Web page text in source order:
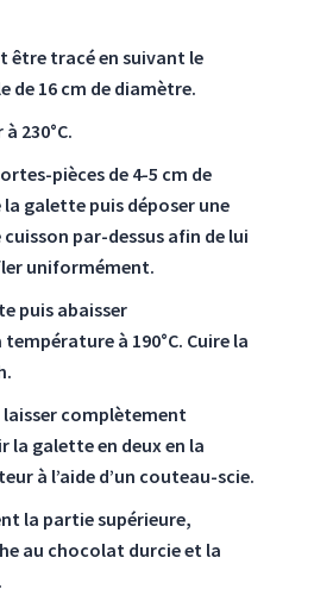
être tracé en suivant le
de 16 cm de diamètre.
230°C.
pièces de 4-5 cm de
galette puis déposer une
par-dessus afin de lui
uniformément.
puis abaisser
à 190°C. Cuire la
complètement
la galette en deux en la
à l’aide d’un couteau-scie.
la partie supérieure,
au chocolat durcie et la